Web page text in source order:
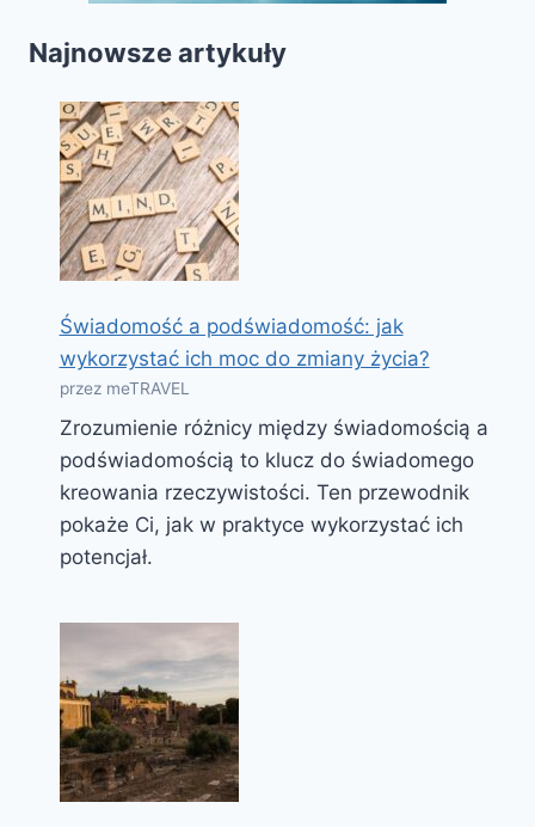
Najnowsze artykuły
Świadomość a podświadomość: jak
wykorzystać ich moc do zmiany życia?
przez meTRAVEL
Zrozumienie różnicy między świadomością a
podświadomością to klucz do świadomego
kreowania rzeczywistości. Ten przewodnik
pokaże Ci, jak w praktyce wykorzystać ich
potencjał.